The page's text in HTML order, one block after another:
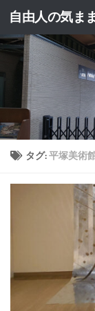
コンテンツへ
自由人の気ま
タグ:平塚美術